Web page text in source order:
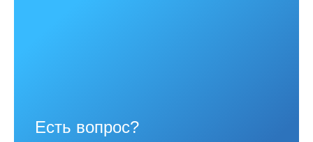
Есть вопрос?